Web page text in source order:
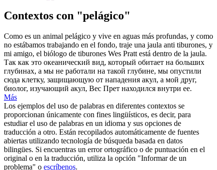
Contextos con "pelágico"
Como es un animal pelágico y vive en aguas más profundas, y como
no estábamos trabajando en el fondo, traje una jaula anti tiburones, y
mi amigo, el biólogo de tiburones Wes Pratt está dentro de la jaula.
Так как это океанический вид, который обитает на больших
глубинах, а мы не работали на такой глубине, мы опустили
сюда клетку, защищающую от нападения акул, а мой друг,
биолог, изучающий акул, Вес Прет находился внутри ее.
Más
Los ejemplos del uso de palabras en diferentes contextos se
proporcionan únicamente con fines lingüísticos, es decir, para
estudiar el uso de palabras en un idioma y sus opciones de
traducción a otro. Están recopilados automáticamente de fuentes
abiertas utilizando tecnología de búsqueda basada en datos
bilingües. Si encuentras un error ortográfico o de puntuación en el
original o en la traducción, utiliza la opción "Informar de un
problema" o escríbenos.